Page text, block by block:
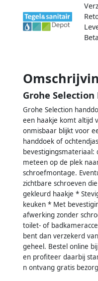
Grohe
Grohe Selection
een haakje komt altijd
onmisbaar blijkt voor
handdoek of
bevestigingsmateriaal:
meteen op de plek
schroefmontage.
zichtbare schroeven
gekleurd haakje *
keuken * Met
afwerking zonder
toilet- of
bent dan verzekerd
geheel. Bestel online
en profiteer daarbij
n ontvang gratis